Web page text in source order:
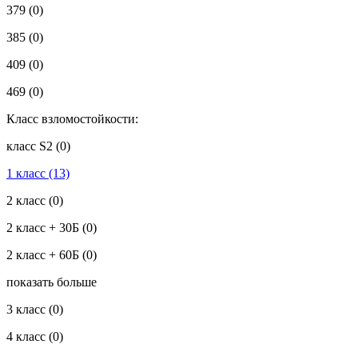
379 (0)
385 (0)
409 (0)
469 (0)
Класс взломостойкости:
класс S2 (0)
1 класс (13)
2 класс (0)
2 класс + 30Б (0)
2 класс + 60Б (0)
показать больше
3 класс (0)
4 класс (0)